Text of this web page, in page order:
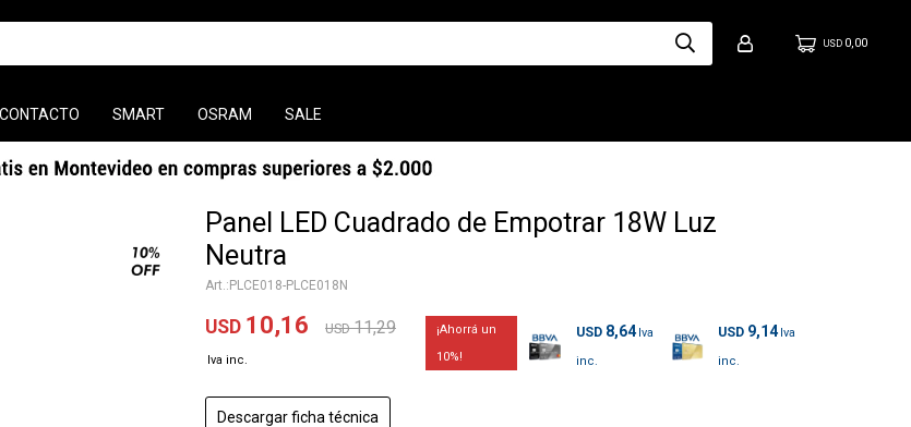
CONTACTO SMART OSRAM SALE
USD 0,00
Panel LED Cuadrado de Empotrar 18W Luz
Neutra
PLCE018-PLCE018N
USD 10,16 USD 11,29
10
USD 8,64 USD 9,14
Descargar ficha técnica